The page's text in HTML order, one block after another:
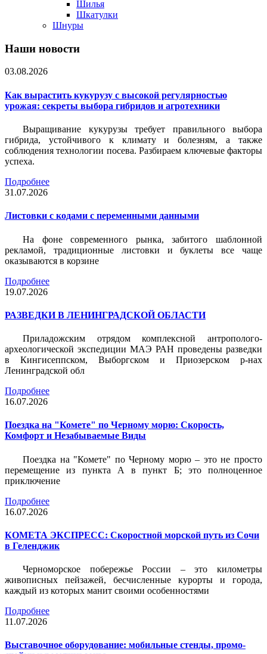
Шилья
Шкатулки
Шнуры
Наши новости
03.08.2026
Как вырастить кукурузу с высокой регулярностью
урожая: секреты выбора гибридов и агротехники
Выращивание кукурузы требует правильного выбора
гибрида, устойчивого к климату и болезням, а также
соблюдения технологии посева. Разбираем ключевые факторы
успеха.
Подробнее
31.07.2026
Листовки c кодами с переменными данными
На фоне современного рынка, забитого шаблонной
рекламой, традиционные листовки и буклеты все чаще
оказываются в корзине
Подробнее
19.07.2026
РАЗВЕДКИ В ЛЕНИНГРАДСКОЙ ОБЛАСТИ
Приладожским отрядом комплексной антрополого-
археологической экспедиции МАЭ РАН проведены разведки
в Кингисеппском, Выборгском и Приозерском р-нах
Ленинградской обл
Подробнее
16.07.2026
Поездка на "Комете" по Черному морю: Скорость,
Комфорт и Незабываемые Виды
Поездка на "Комете" по Черному морю – это не просто
перемещение из пункта А в пункт Б; это полноценное
приключение
Подробнее
16.07.2026
КОМЕТА ЭКСПРЕСС: Скоростной морской путь из Сочи
в Геленджик
Черноморское побережье России – это километры
живописных пейзажей, бесчисленные курорты и города,
каждый из которых манит своими особенностями
Подробнее
11.07.2026
Выставочное оборудование: мобильные стенды, промо-